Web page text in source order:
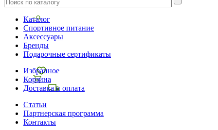
Каталог
Спортивное питание
Аксессуары
Бренды
Подарочные сертификаты
Избранное
Корзина
Доставка и оплата
Статьи
Партнерская программа
Контакты